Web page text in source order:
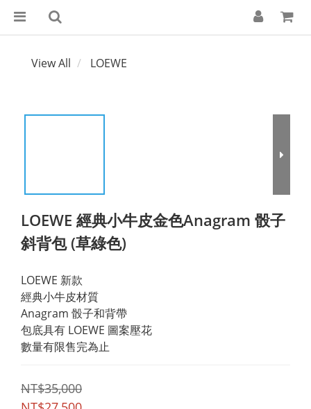
View All LOEWE
LOEWE 經典小牛皮金色Anagram 骰子
斜背包 (草綠色)
LOEWE 新款
經典小牛皮材質
Anagram 骰子和背帶
包底具有 LOEWE 圖案壓花
數量有限售完為止
NT$35,000